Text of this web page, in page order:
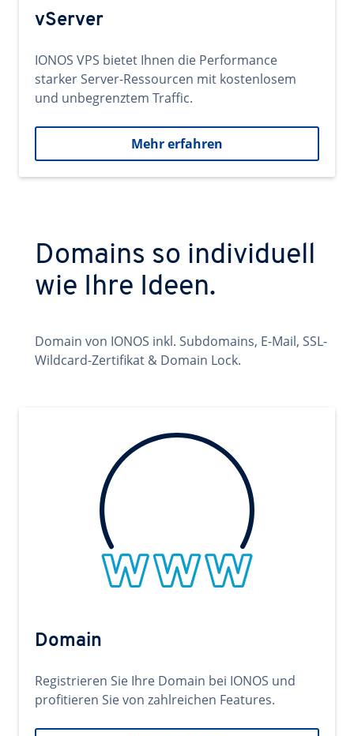
vServer
IONOS VPS bietet Ihnen die Performance
starker Server-Ressourcen mit kostenlosem
und unbegrenztem Traffic.
Mehr erfahren
Domains so individuell
wie Ihre Ideen.
Domain von IONOS inkl. Subdomains, E-Mail, SSL-
Wildcard-Zertifikat & Domain Lock.
Domain
Registrieren Sie Ihre Domain bei IONOS und
profitieren Sie von zahlreichen Features.